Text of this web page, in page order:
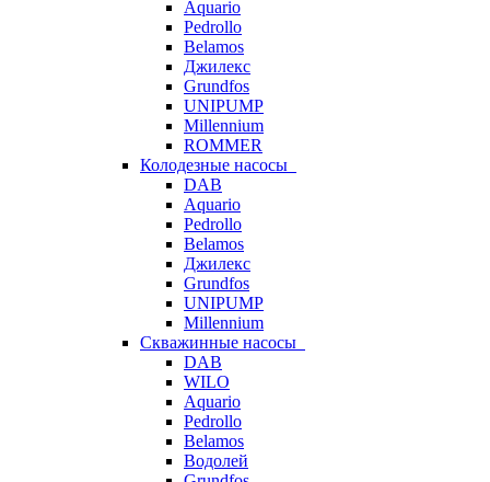
Aquario
Pedrollo
Belamos
Джилекс
Grundfos
UNIPUMP
Millennium
ROMMER
Колодезные насосы
DAB
Aquario
Pedrollo
Belamos
Джилекс
Grundfos
UNIPUMP
Millennium
Скважинные насосы
DAB
WILO
Aquario
Pedrollo
Belamos
Водолей